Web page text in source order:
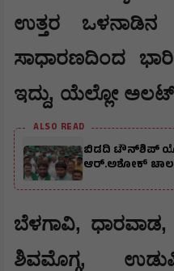
ಉತ್ತರ ಒಳನಾಡಿನ
ಸಾಧಾರಣದಿಂದ
ಇದ್ದು, ಯೆಲ್ಲೋ
ALSO READ
ಬಿಡದಿ ಟೌನ್‌ಶಿಪ್‌
ಆರ್.ಅಶೋಕ್
ಬೆಳಗಾವಿ, ಧಾರವಾಡ,
ಶಿವಮೊಗ್ಗ,